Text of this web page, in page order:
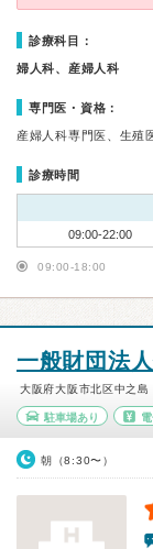
診療科目：
婦人科、産婦人科
専門医・資格：
産婦人科専門医、生殖
診療時間
09:00-22:00
09:00-18:00
一般財団法
大阪府大阪市北区中之島
駐車場あり
朝（8:30〜）